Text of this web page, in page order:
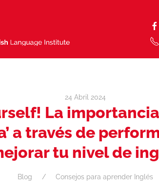
24 Abril 2024
La
a través de
tu nivel de
Blog Consejos para aprender Inglés